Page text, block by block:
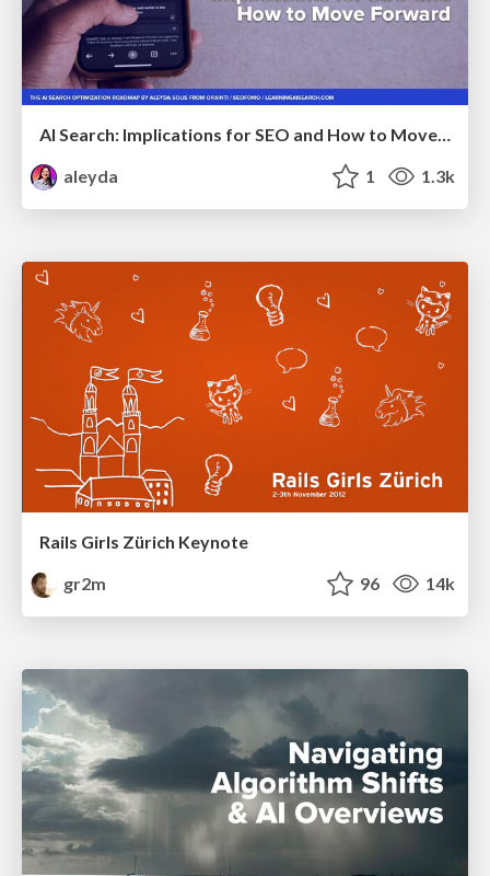
AI Search: Implications for SEO and How to Move Forward - #ShenzhenSEOConference
aleyda
1 1.3k
Rails Girls Zürich Keynote
gr2m
96 14k